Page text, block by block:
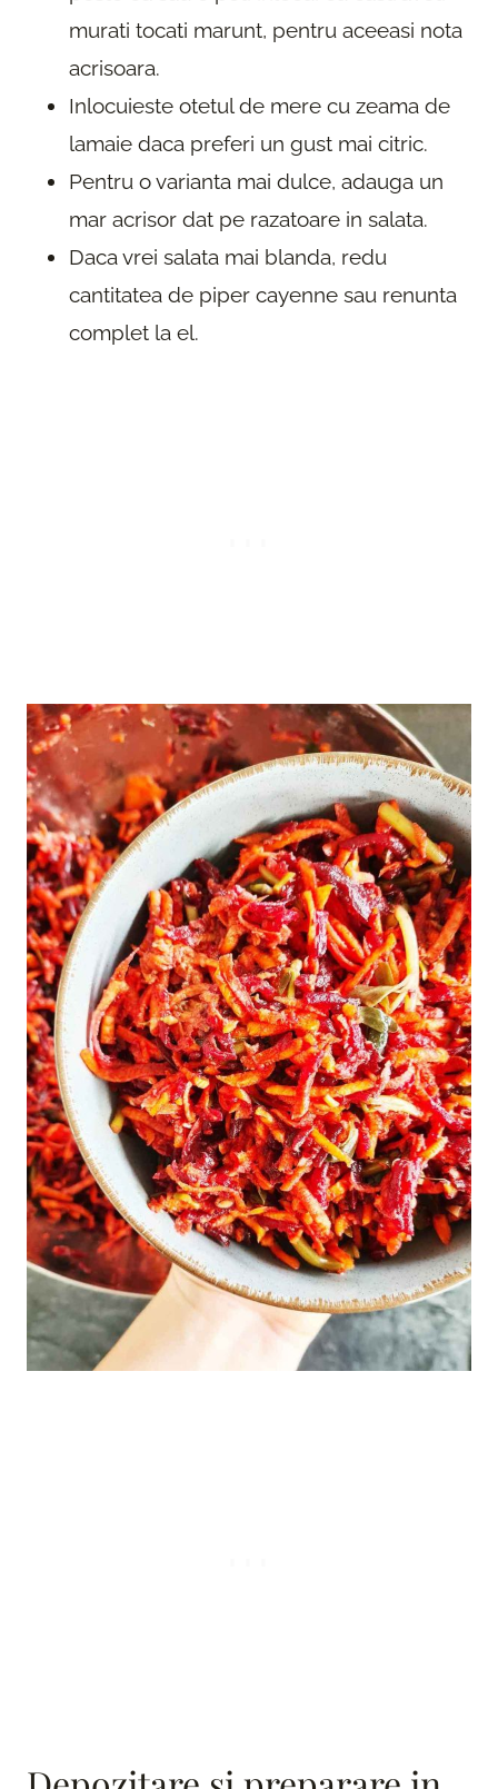
murati tocati marunt, pentru aceeasi nota
acrisoara.
Inlocuieste otetul de mere cu zeama de
lamaie daca preferi un gust mai citric.
Pentru o varianta mai dulce, adauga un
mar acrisor dat pe razatoare in salata.
Daca vrei salata mai blanda, redu
cantitatea de piper cayenne sau renunta
complet la el.